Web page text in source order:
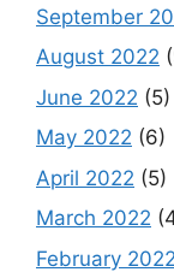
September
August 2022
June 2022 (5)
May 2022 (6)
April 2022 (5)
March 2022
February 2022